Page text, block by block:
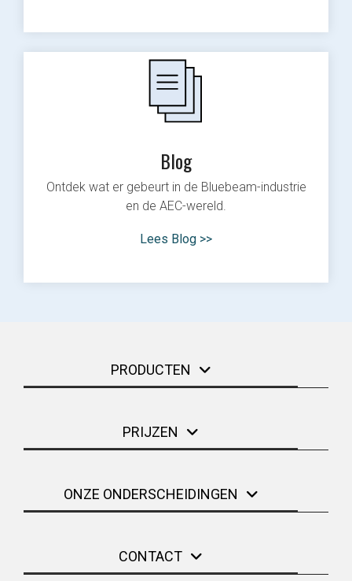
Blog
Ontdek wat er gebeurt in de Bluebeam-industrie
en de AEC-wereld.
Lees Blog >>
PRODUCTEN
PRIJZEN
ONZE ONDERSCHEIDINGEN
CONTACT